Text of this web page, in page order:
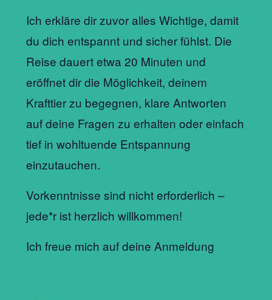
Ich erkläre dir zuvor alles Wichtige, damit
du dich entspannt und sicher fühlst. Die
Reise dauert etwa 20 Minuten und
eröffnet dir die Möglichkeit, deinem
Krafttier zu begegnen, klare Antworten
auf deine Fragen zu erhalten oder einfach
tief in wohltuende Entspannung
einzutauchen.
Vorkenntnisse sind nicht erforderlich –
jede*r ist herzlich willkommen!
Ich freue mich auf deine Anmeldung